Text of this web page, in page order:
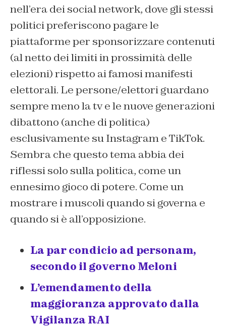
nell’era dei social network, dove gli stessi
politici preferiscono pagare le
piattaforme per sponsorizzare contenuti
(al netto dei limiti in prossimità delle
elezioni) rispetto ai famosi manifesti
elettorali. Le persone/elettori guardano
sempre meno la tv e le nuove generazioni
dibattono (anche di politica)
esclusivamente su Instagram e TikTok.
Sembra che questo tema abbia dei
riflessi solo sulla politica, come un
ennesimo gioco di potere. Come un
mostrare i muscoli quando si governa e
quando si è all’opposizione.
La par condicio ad personam,
secondo il governo Meloni
L’emendamento della
maggioranza approvato dalla
Vigilanza RAI